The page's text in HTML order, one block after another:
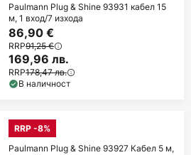
Paulmann Plug & Shine 93931 кабел 15
м, 1 вход/7 изхода
86,90 €
RRP91,25 €
169,96 лв.
RRP178,47 лв.
В наличност
RRP -8%
Paulmann Plug & Shine 93927 Кабел 5 м,